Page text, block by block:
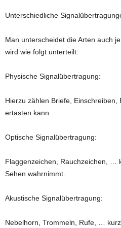
Unterschiedliche
Man unterscheidet die Arten auch
wird wie folgt unterteilt:
Physische Signalübertragung:
Hierzu zählen Briefe,
ertasten kann.
Optische Signalübertragung:
Flaggenzeichen, Rauchzeichen, …
Sehen wahrnimmt.
Akustische Signalübertragung:
Nebelhorn, Trommeln, Rufe, …